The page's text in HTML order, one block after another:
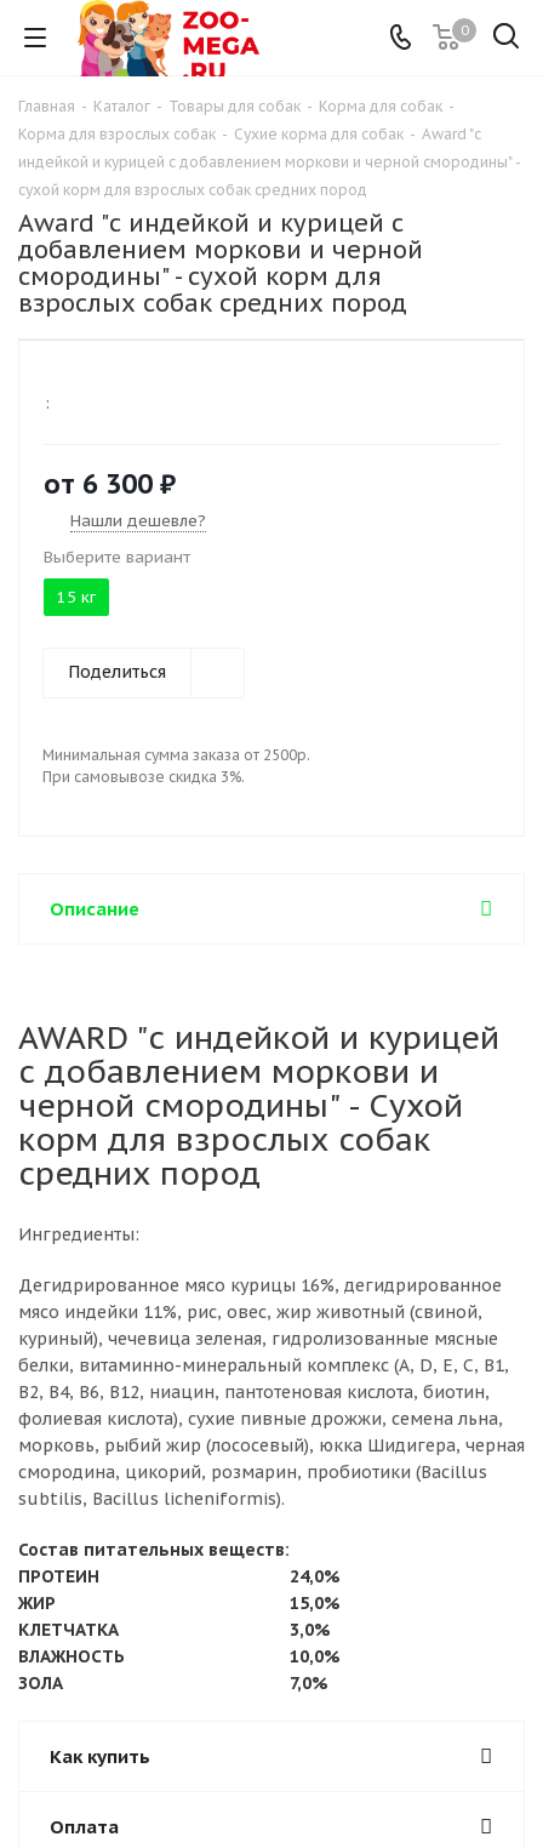
0
Главная - Каталог - Товары для собак - Корма для собак -
Корма для взрослых собак - Сухие корма для собак - Award "с
индейкой и курицей с добавлением моркови и черной смородины" -
сухой корм для взрослых собак средних пород
Award "с индейкой и курицей с
добавлением моркови и черной
смородины" - сухой корм для
взрослых собак средних пород
:
от 6 300 ₽
Нашли дешевле?
Выберите вариант
15 кг
Поделиться
Минимальная сумма заказа от 2500р.
При самовывозе скидка 3%.
Описание
AWARD "с индейкой и курицей
с добавлением моркови и
черной смородины" - Сухой
корм для взрослых собак
средних пород
Ингредиенты:
Дегидрированное мясо курицы 16%, дегидрированное
мясо индейки 11%, рис, овес, жир животный (свиной,
куриный), чечевица зеленая, гидролизованные мясные
белки, витаминно-минеральный комплекс (A, D, E, C, B1,
B2, B4, B6, B12, ниацин, пантотеновая кислота, биотин,
фолиевая кислота), сухие пивные дрожжи, семена льна,
морковь, рыбий жир (лососевый), юкка Шидигера, черная
смородина, цикорий, розмарин, пробиотики (Bacillus
subtilis, Bacillus licheniformis).
Состав питательных веществ:
ПРОТЕИН
24,0%
ЖИР
15,0%
КЛЕТЧАТКА
3,0%
ВЛАЖНОСТЬ
10,0%
ЗОЛА
7,0%
Как купить
Оплата